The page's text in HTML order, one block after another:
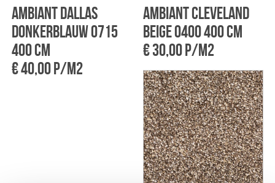
Ambiant Dallas
donkerblauw 0715
400 cm
€ 40,00 p/m2
Ambiant Cleveland
beige 0400 400 cm
€ 30,00 p/m2